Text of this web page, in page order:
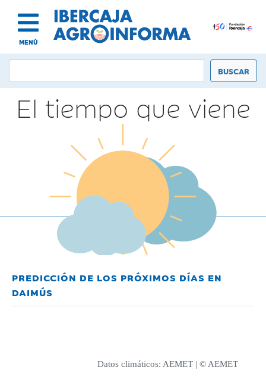
MENÚ
El tiempo que viene
PREDICCIÓN DE LOS PRÓXIMOS DÍAS EN
DAIMÚS
Datos climáticos: AEMET | © AEMET